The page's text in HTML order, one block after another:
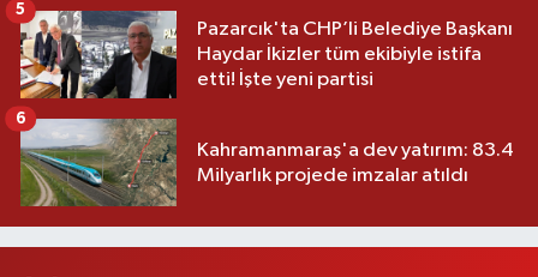
Pazarcık'ta CHP’li Belediye Başkanı
Haydar İkizler tüm ekibiyle istifa
etti! İşte yeni partisi
5
Kahramanmaraş'a dev yatırım: 83.4
Milyarlık projede imzalar atıldı
6